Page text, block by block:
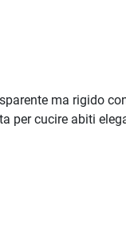
ma rigido
per cucire abiti